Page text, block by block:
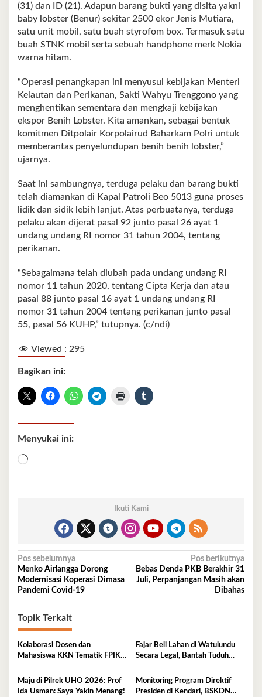
(31) dan ID (21). Adapun barang bukti yang disita yakni
baby lobster (Benur) sekitar 2500 ekor Jenis Mutiara,
satu unit mobil, satu buah styrofom box. Termasuk satu
buah STNK mobil serta sebuah handphone merk Nokia
warna hitam.
“Operasi penangkapan ini menyusul kebijakan Menteri
Kelautan dan Perikanan, Sakti Wahyu Trenggono yang
menghentikan sementara dan mengkaji kebijakan
ekspor Benih Lobster. Kita amankan, sebagai bentuk
komitmen Ditpolair Korpolairud Baharkam Polri untuk
memberantas penyelundupan benih benih lobster,”
ujarnya.
Saat ini sambungnya, terduga pelaku dan barang bukti
telah diamankan di Kapal Patroli Beo 5013 guna proses
lidik dan sidik lebih lanjut. Atas perbuatanya, terduga
pelaku akan dijerat pasal 92 junto pasal 26 ayat 1
undang undang RI nomor 31 tahun 2004, tentang
perikanan.
“Sebagaimana telah diubah pada undang undang RI
nomor 11 tahun 2020, tentang Cipta Kerja dan atau
pasal 88 junto pasal 16 ayat 1 undang undang RI
nomor 31 tahun 2004 tentang perikanan junto pasal
55, pasal 56 KUHP,” tutupnya. (c/ndi)
Viewed : 295
Bagikan ini:
Menyukai ini:
Memuat...
Ikuti Kami
Navigasi
pos
Pos sebelumnya
Menko Airlangga Dorong
Modernisasi Koperasi Dimasa
Pandemi Covid-19
Pos berikutnya
Bebas Denda PKB Berakhir 31
Juli, Perpanjangan Masih akan
Dibahas
Topik Terkait
Kolaborasi Dosen dan
Mahasiswa KKN Tematik FPIK
Lingkungan Pesisir bagi Anak-
anak di Kelurahan Lapulu
Fajar Beli Lahan di Watulundu
Secara Legal, Bantah Tuduh
Maju di Pilrek UHO 2026: Prof
Ida Usman: Saya Yakin Menang!
Monitoring Program Direktif
Presiden di Kendari, BSKDN